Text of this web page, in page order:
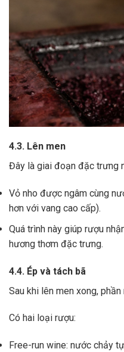
4.3. Lên men
Đây là giai đoạn đặc trưng
Vỏ nho được ngâm cùng
hơn với vang cao cấp).
Quá trình này giúp rượu
hương thơm đặc trưng.
4.4. Ép và tách bã
Sau khi lên men xong, phần
Có hai loại rượu:
Free-run wine: nước chảy